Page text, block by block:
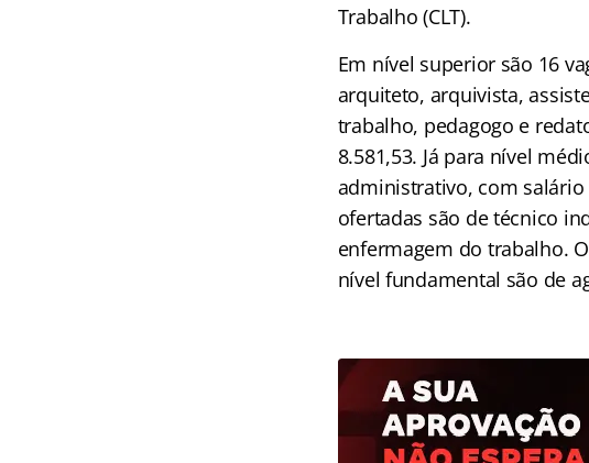
Trabalho (CLT).
Em nível superior são 16
arquiteto, arquivista,
trabalho, pedagogo e
8.581,53. Já para nível
administrativo, com salário
ofertadas são de técnico
enfermagem do trabalho.
nível fundamental são de